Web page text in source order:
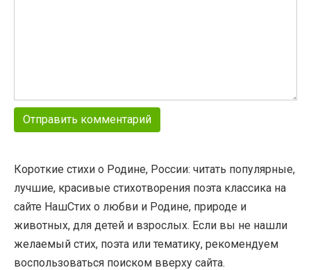
Короткие стихи о Родине, России: читать популярные,
лучшие, красивые стихотворения поэта классика на
сайте НашСтих о любви и Родине, природе и
животных, для детей и взрослых. Если вы не нашли
желаемый стих, поэта или тематику, рекомендуем
воспользоваться поиском вверху сайта.